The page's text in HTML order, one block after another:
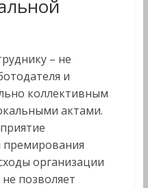
– не
и
коллективным
актами.
премирования
организации
позволяет